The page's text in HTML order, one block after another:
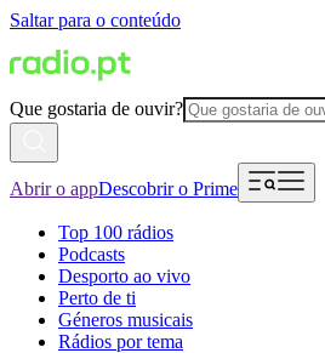
Saltar para o conteúdo
Que gostaria de ouvir?
Abrir o appDescobrir o Prime
Top 100 rádios
Podcasts
Desporto ao vivo
Perto de ti
Géneros musicais
Rádios por tema